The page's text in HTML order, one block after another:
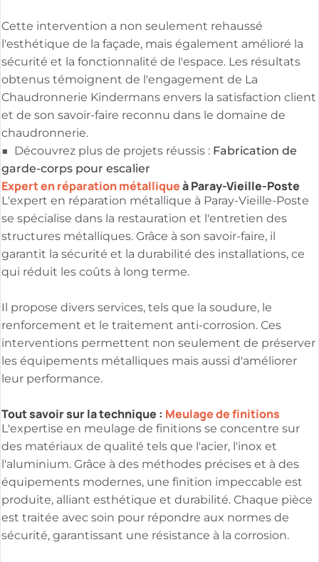
Cette intervention a non seulement rehaussé
l'esthétique de la façade, mais également amélioré la
sécurité et la fonctionnalité de l'espace. Les résultats
obtenus témoignent de l'engagement de La
Chaudronnerie Kindermans envers la satisfaction client
et de son savoir-faire reconnu dans le domaine de
chaudronnerie.
■ Découvrez plus de projets réussis : Fabrication de
garde-corps pour escalier
Expert en réparation métalliqueà Paray-Vieille-Poste
L'expert en réparation métallique à Paray-Vieille-Poste
se spécialise dans la restauration et l'entretien des
structures métalliques. Grâce à son savoir-faire, il
garantit la sécurité et la durabilité des installations, ce
qui réduit les coûts à long terme.
Il propose divers services, tels que la soudure, le
renforcement et le traitement anti-corrosion. Ces
interventions permettent non seulement de préserver
les équipements métalliques mais aussi d'améliorer
leur performance.
Tout savoir sur la technique : Meulage de finitions
L'expertise en meulage de finitions se concentre sur
des matériaux de qualité tels que l'acier, l'inox et
l'aluminium. Grâce à des méthodes précises et à des
équipements modernes, une finition impeccable est
produite, alliant esthétique et durabilité. Chaque pièce
est traitée avec soin pour répondre aux normes de
sécurité, garantissant une résistance à la corrosion.